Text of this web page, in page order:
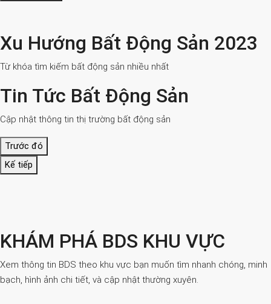
Xu Hướng Bất Động Sản 2023
Từ khóa tìm kiếm bất động sản nhiều nhất
Tin Tức Bất Động Sản
Cập nhật thông tin thị trường bất động sản
Trước đó
Kế tiếp
KHÁM PHÁ BDS KHU VỰC
Xem thông tin BDS theo khu vực bạn muốn tìm nhanh chóng, minh
bạch, hình ảnh chi tiết, và cập nhật thường xuyên.